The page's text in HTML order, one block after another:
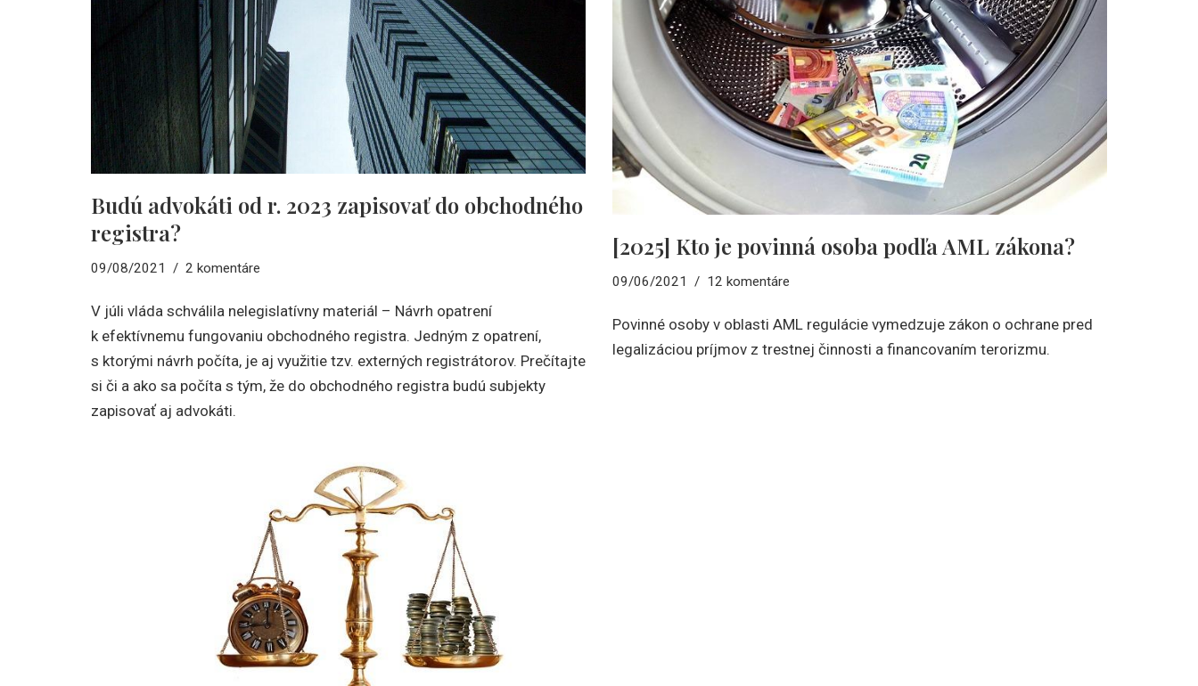
Budú advokáti od r. 2023 zapisovať do obchodného
registra?
09/08/2021 2 komentáre
V júli vláda schválila nelegislatívny materiál – Návrh opatrení
k efektívnemu fungovaniu obchodného registra. Jedným z opatrení,
s ktorými návrh počíta, je aj využitie tzv. externých registrátorov. Prečítajte
si či a ako sa počíta s tým, že do obchodného registra budú subjekty
zapisovať aj advokáti.
[2025] Kto je povinná osoba podľa AML zákona?
09/06/2021 12 komentáre
Povinné osoby v oblasti AML regulácie vymedzuje zákon o ochrane pred
legalizáciou príjmov z trestnej činnosti a financovaním terorizmu.